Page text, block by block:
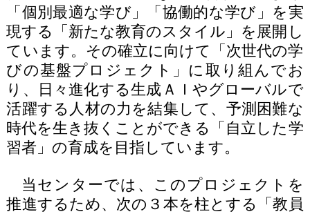
「個別最適な学び」「協働的な学び」を実
現する「新たな教育のスタイル」を展開し
ています。その確立に向けて「次世代の学
びの基盤プロジェクト」に取り組んでお
り、日々進化する生成ＡＩやグローバルで
活躍する人材の力を結集して、予測困難な
時代を生き抜くことができる「自立した学
習者」の育成を目指しています。
当センターでは、このプロジェクトを
推進するため、次の３本を柱とする「教員